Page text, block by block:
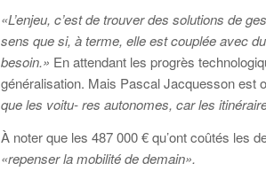
«L’enjeu, c’est de trouver des solutions de
sens que si, à terme, elle est couplée avec
besoin.» En attendant les progrès
généralisation. Mais Pascal Jacquesson est
que les voitu- res autonomes, car les
À noter que les 487 000 € qu’ont coûtés les
«repenser la mobilité de demain».